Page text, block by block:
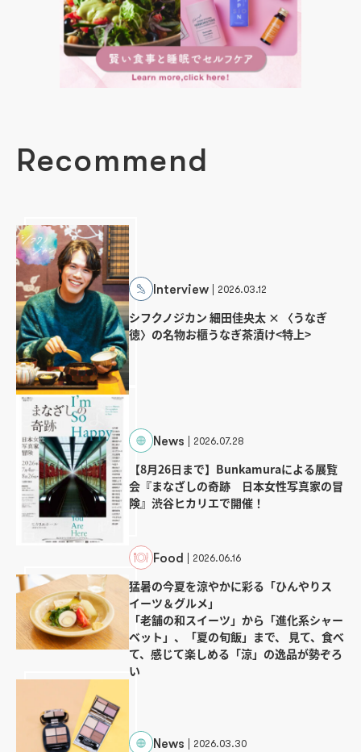
Recommend
Interview 2026.03.12
シフクノジカン 細田佳央太 × 〈うなぎ
徳〉の名物お櫃うなぎ茶漬け<特上>
News 2026.07.28
【8月26日まで】Bunkamuraによる展覧
会『まなざしの奇跡 日本女性写真家の冒
険』渋谷ヒカリエで開催！
Food 2026.06.16
猛暑の今夏を涼やかに彩る「ひんやりス
イーツ＆グルメ」
「老舗の和スイーツ」から「進化系シャー
ベット」、「夏の旬飯」まで、 見て、食べ
て、感じて楽しめる「涼」の逸品が勢ぞろ
い
News 2026.03.30